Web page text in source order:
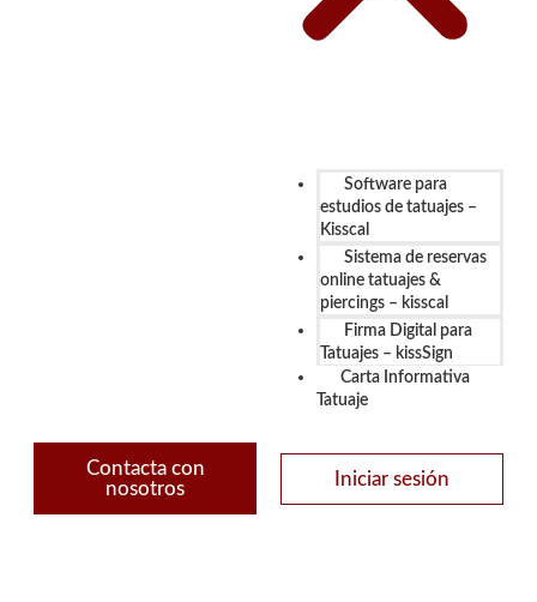
Software para
estudios de tatuajes –
Kisscal
Sistema de reservas
online tatuajes &
piercings – kisscal
Firma Digital para
Tatuajes – kissSign
Carta Informativa
Tatuaje
Contacta con
nosotros
Iniciar sesión